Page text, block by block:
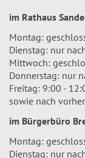
im Rathaus
Montag:
Dienstag: nur
Mittwoch:
Donnerstag: nur
Freitag: 9:00 -
sowie nach
im Bürgerbüro
Montag:
Dienstag: nur